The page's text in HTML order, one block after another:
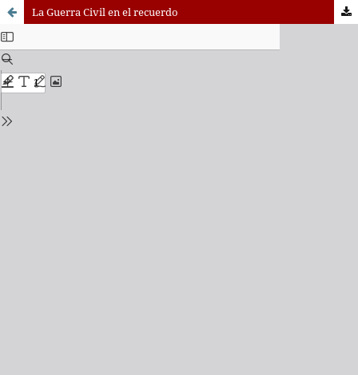
La Guerra Civil en el recuerdo